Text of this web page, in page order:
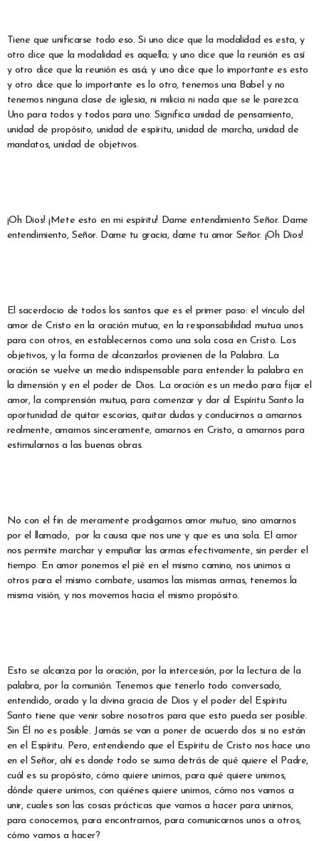
Tiene que unificarse todo eso. Si uno dice que la modalidad es esta, y
otro dice que la modalidad es aquella; y uno dice que la reunión es así
y otro dice que la reunión es asá; y uno dice que lo importante es esto
y otro dice que lo importante es lo otro, tenemos una Babel y no
tenemos ninguna clase de iglesia, ni milicia ni nada que se le parezca.
Uno para todos y todos para uno. Significa unidad de pensamiento,
unidad de propósito, unidad de espíritu, unidad de marcha, unidad de
mandatos, unidad de objetivos.
¡Oh Dios! ¡Mete esto en mi espíritu! Dame entendimiento Señor. Dame
entendimiento, Señor. Dame tu gracia, dame tu amor Señor. ¡Oh Dios!
El sacerdocio de todos los santos que es el primer paso: el vínculo del
amor de Cristo en la oración mutua, en la responsabilidad mutua unos
para con otros, en establecernos como una sola cosa en Cristo. Los
objetivos, y la forma de alcanzarlos provienen de la Palabra. La
oración se vuelve un medio indispensable para entender la palabra en
la dimensión y en el poder de Dios. La oración es un medio para fijar el
amor, la comprensión mutua, para comenzar y dar al Espíritu Santo la
oportunidad de quitar escorias, quitar dudas y conducirnos a amarnos
realmente, amarnos sinceramente, amarnos en Cristo, a amarnos para
estimularnos a las buenas obras.
No con el fin de meramente prodigarnos amor mutuo, sino amarnos
por el llamado, por la causa que nos une y que es una sola. El amor
nos permite marchar y empuñar las armas efectivamente, sin perder el
tiempo. En amor ponemos el pié en el mismo camino, nos unimos a
otros para el mismo combate, usamos las mismas armas, tenemos la
misma visión, y nos movemos hacia el mismo propósito.
Esto se alcanza por la oración, por la intercesión, por la lectura de la
palabra, por la comunión. Tenemos que tenerlo todo conversado,
entendido, orado y la divina gracia de Dios y el poder del Espíritu
Santo tiene que venir sobre nosotros para que esto pueda ser posible.
Sin Él no es posible. Jamás se van a poner de acuerdo dos si no están
en el Espíritu. Pero, entendiendo que el Espíritu de Cristo nos hace uno
en el Señor, ahí es donde todo se suma detrás de qué quiere el Padre,
cuál es su propósito, cómo quiere unirnos, para qué quiere unirnos,
dónde quiere unirnos, con quiénes quiere unirnos, cómo nos vamos a
unir, cuales son las cosas prácticas que vamos a hacer para unirnos,
para conocernos, para encontrarnos, para comunicarnos unos a otros,
cómo vamos a hacer?